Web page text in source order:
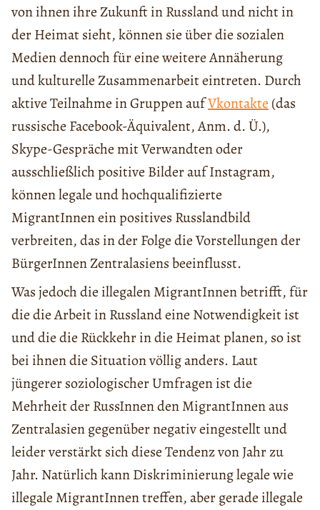
von ihnen ihre Zukunft in Russland und nicht in
der Heimat sieht, können sie über die sozialen
Medien dennoch für eine weitere Annäherung
und kulturelle Zusammenarbeit eintreten. Durch
aktive Teilnahme in Gruppen aufVkontakte (das
russische Facebook-Äquivalent, Anm. d. Ü.),
Skype-Gespräche mit Verwandten oder
ausschließlich positive Bilder auf Instagram,
können legale und hochqualifizierte
MigrantInnen ein positives Russlandbild
verbreiten, das in der Folge die Vorstellungen der
BürgerInnen Zentralasiens beeinflusst.
Was jedoch die illegalen MigrantInnen betrifft, für
die die Arbeit in Russland eine Notwendigkeit ist
und die die Rückkehr in die Heimat planen, so ist
bei ihnen die Situation völlig anders. Laut
jüngerer soziologischer Umfragen ist die
Mehrheit der RussInnen den MigrantInnen aus
Zentralasien gegenüber negativ eingestellt und
leider verstärkt sich diese Tendenz von Jahr zu
Jahr. Natürlich kann Diskriminierung legale wie
illegale MigrantInnen treffen, aber gerade illegale